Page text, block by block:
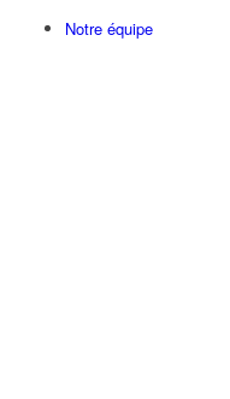
Notre équipe